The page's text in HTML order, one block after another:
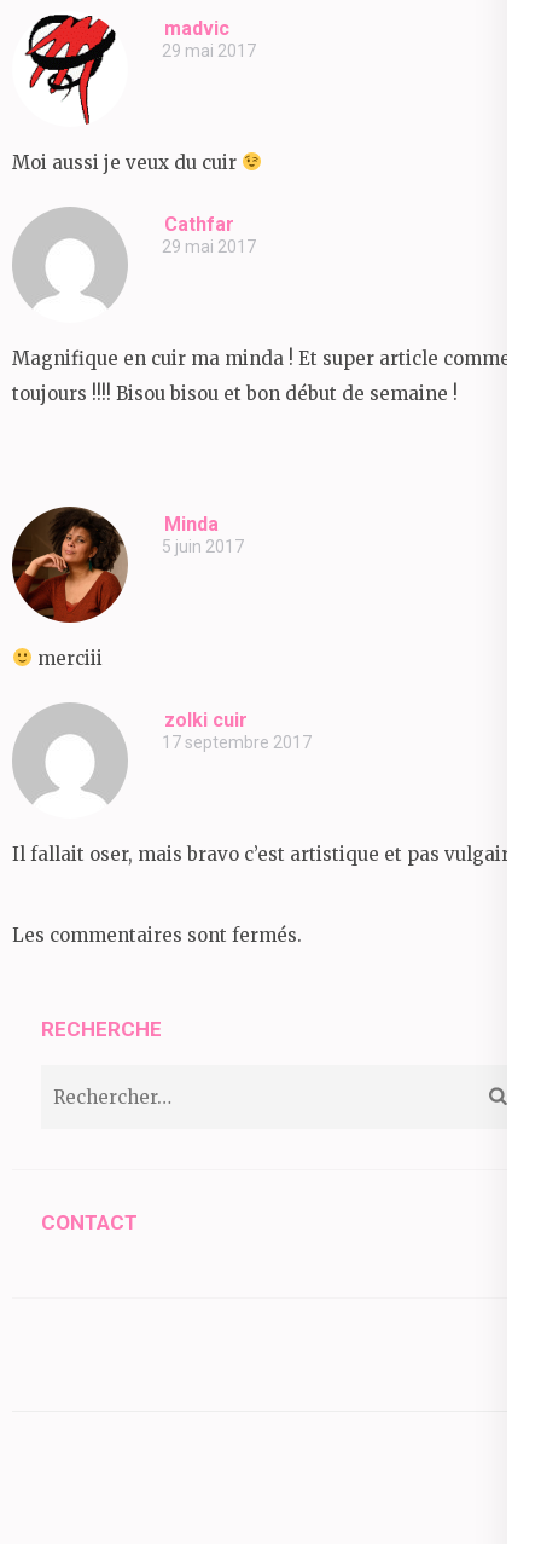
madvic
29 mai 2017
Moi aussi je veux du cuir
Cathfar
29 mai 2017
Magnifique en cuir ma minda ! Et super article comme
toujours !!!! Bisou bisou et bon début de semaine !
Minda
5 juin 2017
merciii
zolki cuir
17 septembre 2017
Il fallait oser, mais bravo c’est artistique et pas vulgaire.
Les commentaires sont fermés.
RECHERCHE
CONTACT